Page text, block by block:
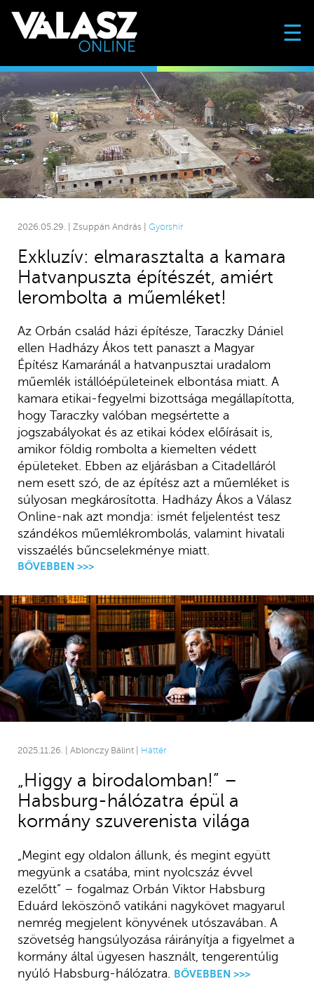
☰
2026.05.29. | Zsuppán András | Gyorshír
Exkluzív: elmarasztalta a kamara
Hatvanpuszta építészét, amiért
lerombolta a műemléket!
Az Orbán család házi építésze, Taraczky Dániel
ellen Hadházy Ákos tett panaszt a Magyar
Építész Kamaránál a hatvanpusztai uradalom
műemlék istállóépületeinek elbontása miatt. A
kamara etikai-fegyelmi bizottsága megállapította,
hogy Taraczky valóban megsértette a
jogszabályokat és az etikai kódex előírásait is,
amikor földig rombolta a kiemelten védett
épületeket. Ebben az eljárásban a Citadelláról
nem esett szó, de az építész azt a műemléket is
súlyosan megkárosította. Hadházy Ákos a Válasz
Online-nak azt mondja: ismét feljelentést tesz
szándékos műemlékrombolás, valamint hivatali
visszaélés bűncselekménye miatt.
BŐVEBBEN >>>
2025.11.26. | Ablonczy Bálint | Háttér
„Higgy a birodalomban!” –
Habsburg-hálózatra épül a
kormány szuverenista világa
„Megint egy oldalon állunk, és megint együtt
megyünk a csatába, mint nyolcszáz évvel
ezelőtt” – fogalmaz Orbán Viktor Habsburg
Eduárd leköszönő vatikáni nagykövet magyarul
nemrég megjelent könyvének utószavában. A
szövetség hangsúlyozása ráirányítja a figyelmet a
kormány által ügyesen használt, tengerentúlig
nyúló Habsburg-hálózatra. BŐVEBBEN >>>